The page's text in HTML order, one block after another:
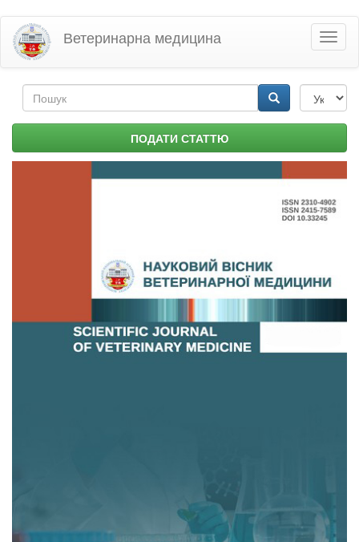
Перейти
основного
матеріалу
Ветеринарна медицина
Пошукова
форма ПОДАТИ СТАТТЮ